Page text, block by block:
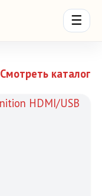
☰
Смотреть каталог